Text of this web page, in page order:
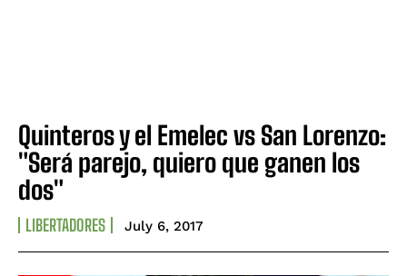
Quinteros y el Emelec vs San Lorenzo:
"Será parejo, quiero que ganen los
dos"
LIBERTADORES July 6, 2017